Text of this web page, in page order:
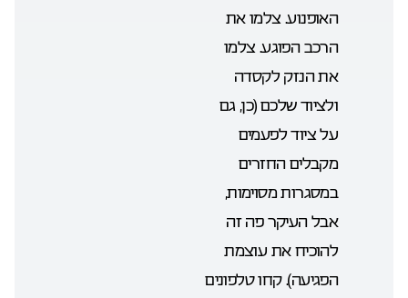
האופנוע. צלמו את
הרכב הפוגע. צלמו
את הנזק לקסדה
ולציוד שלכם (כן, גם
על ציוד לפעמים
מקבלים החזרים
במסגרות מסוימות,
אבל העיקר פה זה
להוכיח את עוצמת
הפגיעה). קחו טלפונים